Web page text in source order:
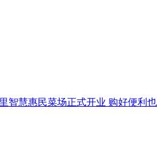
智慧惠民菜场正式开业 购好便利